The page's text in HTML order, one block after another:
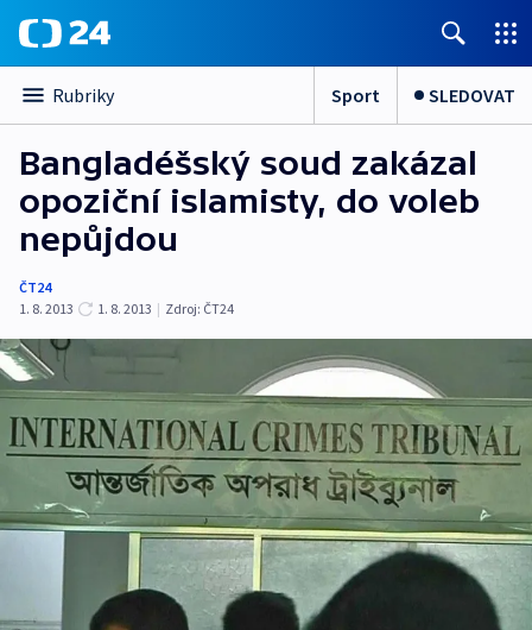
Rubriky Sport SLEDOVAT
Bangladéšský soud zakázal
opoziční islamisty, do voleb
nepůjdou
ČT24
1. 8. 2013
1. 8. 2013 | Zdroj: ČT24